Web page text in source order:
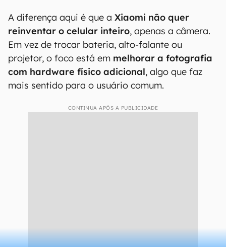
A diferença aqui é que a Xiaomi não quer
reinventar o celular inteiro, apenas a câmera.
Em vez de trocar bateria, alto-falante ou
projetor, o foco está em melhorar a fotografia
com hardware físico adicional, algo que faz
mais sentido para o usuário comum.
CONTINUA APÓS A PUBLICIDADE